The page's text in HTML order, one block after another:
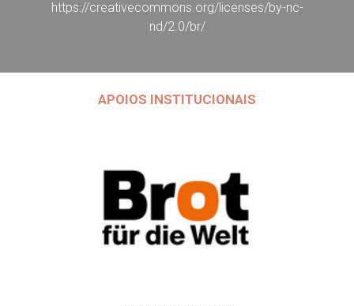
https://creativecommons.org/licenses/by-nc-
nd/2.0/br/
APOIOS INSTITUCIONAIS